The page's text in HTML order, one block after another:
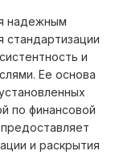
надежным
и
Ее основа
по финансовой
и раскрытия